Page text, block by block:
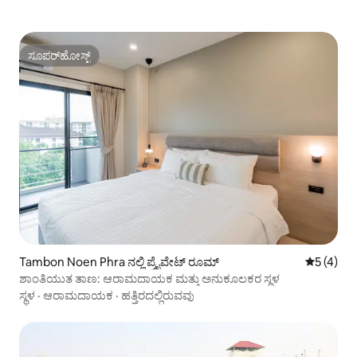
ಸೂಪರ್‌ಹೋಸ್ಟ್
ಸೂಪರ್‌ಹೋಸ್ಟ್
Tambon Noen Phra ನಲ್ಲಿ ಪ್ರೈವೇಟ್ ರೂಮ್ 5 ರಲ್ಲಿ 5
5 (4)
ಶಾಂತಿಯುತ ತಾಣ: ಆರಾಮದಾಯಕ ಮತ್ತು ಅನುಕೂಲಕರ ಸ್ಥಳ
ಸ್ಥಳ · ಆರಾಮದಾಯಕ · ಹತ್ತಿರದಲ್ಲಿರುವವು